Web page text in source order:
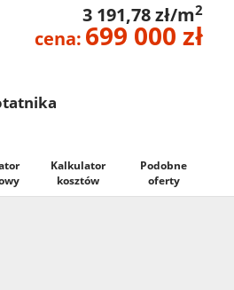
Hale
za
3 191,78 zł/m2
cena: 699 000 zł
Kalkulator
kosztów
Podobne
oferty